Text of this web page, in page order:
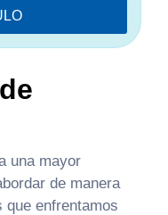
una mayor
de manera
enfrentamos